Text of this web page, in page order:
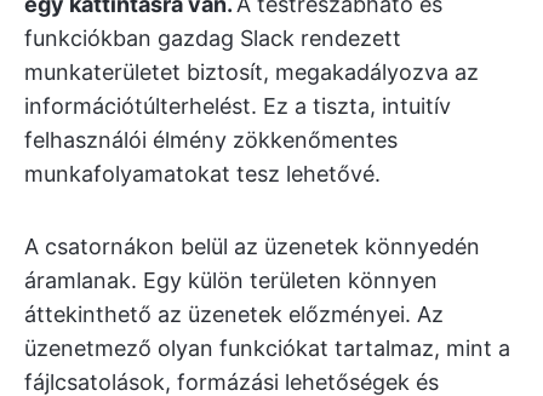
funkciókban gazdag Slack rendezett
munkaterületet biztosít, megakadályozva az
információtúlterhelést. Ez a tiszta, intuitív
felhasználói élmény zökkenőmentes
munkafolyamatokat tesz lehetővé.
A csatornákon belül az üzenetek könnyedén
áramlanak. Egy külön területen könnyen
áttekinthető az üzenetek előzményei. Az
üzenetmező olyan funkciókat tartalmaz, mint a
fájlcsatolások, formázási lehetőségek és